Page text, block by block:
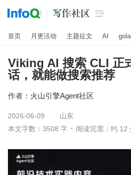

首页 月更活动 主题征文 AI
Viking AI 搜索 CLI 正
话，就能做搜索推荐
作者： 火山引擎Agent社区
2026-06-09
山东
本文字数：3508 字
阅读完需：约 12